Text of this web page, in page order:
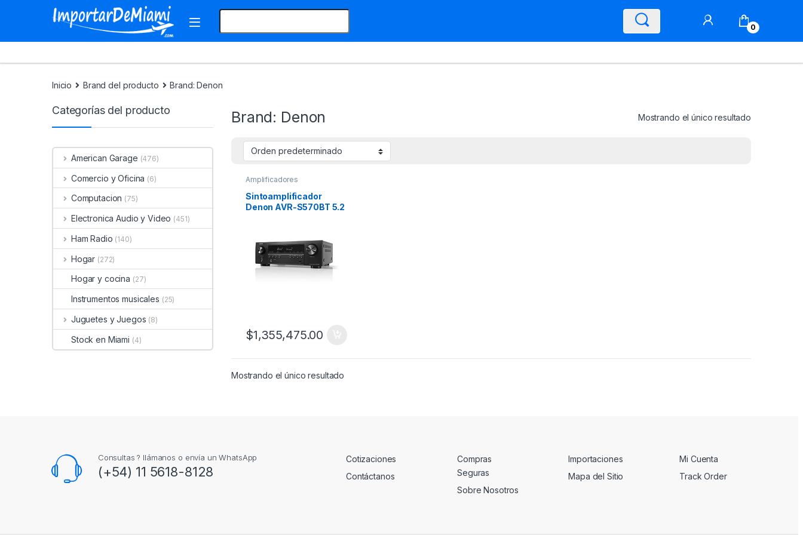
Skip to navigation
Skip to content
Search for:
0
Inicio Brand del producto Brand: Denon
Brand: Denon Mostrando el único resultado
Amplificadores
Sintoamplificador
Denon AVR-S570BT 5.2
$1,355,475.00
Mostrando el único resultado
Categorías del producto
American Garage (476)
Comercio y Oficina (6)
Computacion (75)
Electronica Audio y Video (451)
Ham Radio (140)
Hogar (272)
Hogar y cocina (27)
Instrumentos musicales (25)
Juguetes y Juegos (8)
Stock en Miami (4)
Consultas ? llámanos o envía un WhatsApp
(+54) 11 5618-8128
Cotizaciones
Contáctanos
Compras
Seguras
Sobre Nosotros
Importaciones
Mapa del Sitio
Mi Cuenta
Track Order